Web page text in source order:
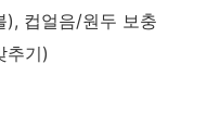
), 컵얼음/원두 보충
추기)